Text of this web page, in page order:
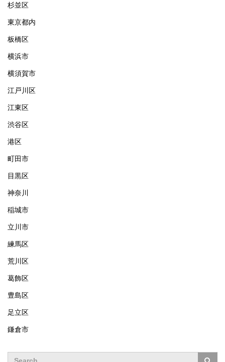
杉並区
東京都内
板橋区
横浜市
横須賀市
江戸川区
江東区
渋谷区
港区
町田市
目黒区
神奈川
稲城市
立川市
練馬区
荒川区
葛飾区
豊島区
足立区
鎌倉市